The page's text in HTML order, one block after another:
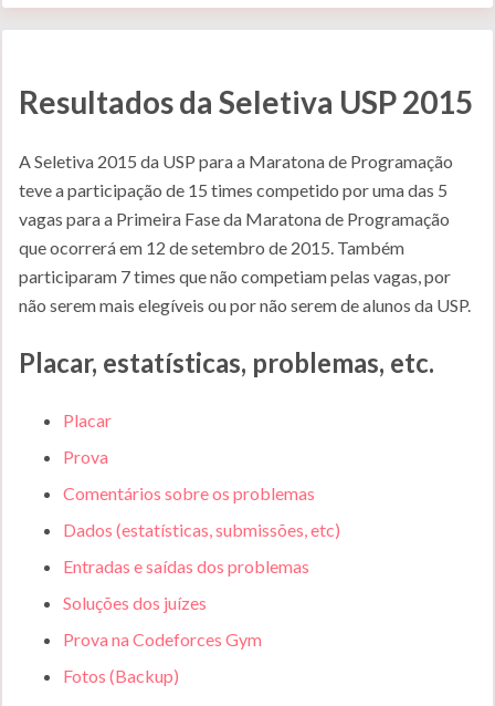
Resultados da Seletiva USP 2015
A Seletiva 2015 da USP para a Maratona de Programação
teve a participação de 15 times competido por uma das 5
vagas para a Primeira Fase da Maratona de Programação
que ocorrerá em 12 de setembro de 2015. Também
participaram 7 times que não competiam pelas vagas, por
não serem mais elegíveis ou por não serem de alunos da USP.
Placar, estatísticas, problemas, etc.
Placar
Prova
Comentários sobre os problemas
Dados (estatísticas, submissões, etc)
Entradas e saídas dos problemas
Soluções dos juízes
Prova na Codeforces Gym
Fotos (Backup)